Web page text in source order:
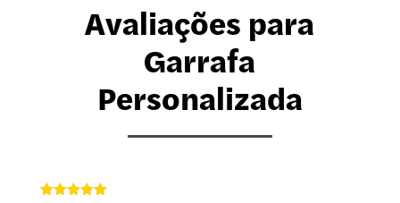
Avaliações para
Garrafa
Personalizada